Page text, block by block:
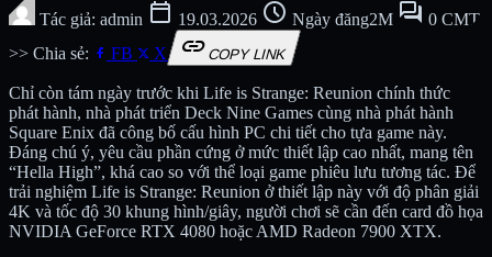
Tác giả: admin calendar_today 19.03.2026 schedule Ngày đăng2M forum 0 CMT
>> Chia sẻ:
FB X linkCOPY LINK
Chỉ còn tám ngày trước khi Life is Strange: Reunion chính thức
phát hành, nhà phát triển Deck Nine Games cùng nhà phát hành
Square Enix đã công bố cấu hình PC chi tiết cho tựa game này.
Đáng chú ý, yêu cầu phần cứng ở mức thiết lập cao nhất, mang tên
“Hella High”, khá cao so với thể loại game phiêu lưu tương tác. Để
trải nghiệm Life is Strange: Reunion ở thiết lập này với độ phân giải
4K và tốc độ 30 khung hình/giây, người chơi sẽ cần đến card đồ họa
NVIDIA GeForce RTX 4080 hoặc AMD Radeon 7900 XTX.